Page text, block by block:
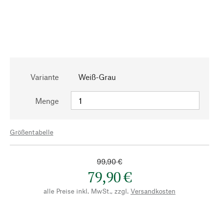
Variante Weiß-Grau
Menge
Größentabelle
99,90 €
79,90 €
alle Preise inkl. MwSt., zzgl. Versandkosten